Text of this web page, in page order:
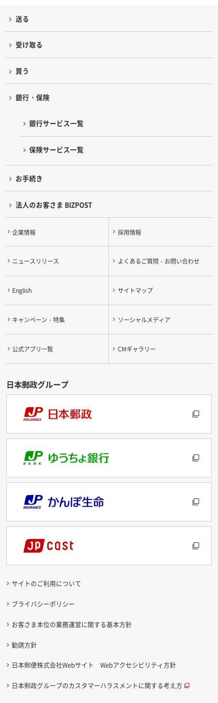
送る
受け取る
買う
銀行・保険
銀行サービス一覧
保険サービス一覧
お手続き
法人のお客さま BIZPOST
企業情報 採用情報
ニュースリリース よくあるご質問・お問い合わせ
English サイトマップ
キャンペーン・特集 ソーシャルメディア
公式アプリ一覧 CMギャラリー
サイトのご利用について
プライバシーポリシー
お客さま本位の業務運営に関する基本方針
勧誘方針
日本郵便株式会社Webサイト Webアクセシビリティ方針
日本郵政グループのカスタマーハラスメントに関する考え方